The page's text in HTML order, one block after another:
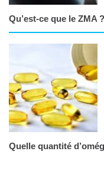
Qu’est-ce que le ZMA
Quelle quantité